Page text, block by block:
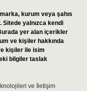
kurum veya şahıs
Sitede yalnızca kendi
yer alan içerikler
ve kişiler hakkında
kişiler ile isim
bilgiler taslak
ve İletişim